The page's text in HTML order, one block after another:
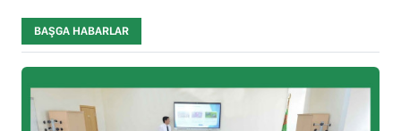
BAŞGA HABARLAR